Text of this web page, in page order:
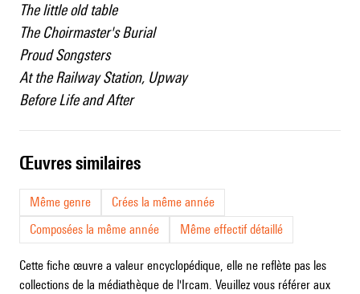
The little old table
The Choirmaster's Burial
Proud Songsters
At the Railway Station, Upway
Before Life and After
œuvres similaires
Même genre
Crées la même année
Composées la même année
Même effectif détaillé
Cette fiche œuvre a valeur encyclopédique, elle ne reflète pas les
collections de la médiathèque de l'Ircam. Veuillez vous référer aux